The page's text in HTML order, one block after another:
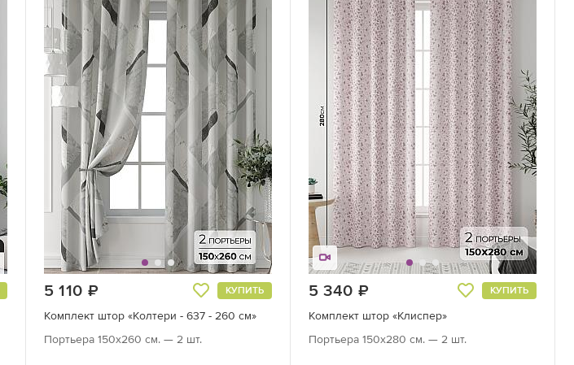
5 110 КУПИТЬ
Комплект штор «Колтери - 637 - 260 см»
Портьера 150х260 см. — 2 шт.
5 340 КУПИТЬ
Комплект штор «Клиспер»
Портьера 150х280 см. — 2 шт.